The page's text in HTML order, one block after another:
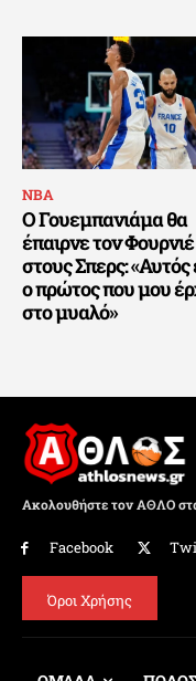
ΝΒΑ
Ο Γουεμπανιάμα θα
έπαιρνε τον Φουρνιέ
στους Σπερς: «Αυτός
ο πρώτος που μου
στο μυαλό»
Ακολουθήστε τον ΑΘΛΟ
Facebook
Όροι Χρήσης